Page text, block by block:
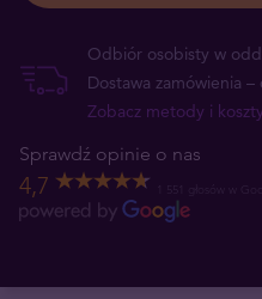
Odbiór osobisty w
Dostawa zamówienia –
Zobacz metody i
Sprawdź opinie o nas
4,7